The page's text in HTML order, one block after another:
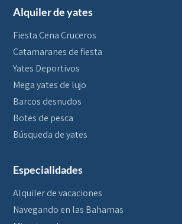
Alquiler de yates
Fiesta Cena Cruceros
Catamaranes de fiesta
Yates Deportivos
Mega yates de lujo
Barcos desnudos
Botes de pesca
Búsqueda de yates
Especialidades
Alquiler de vacaciones
Navegando en las Bahamas